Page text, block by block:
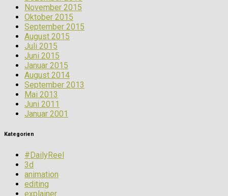
November 2015
Oktober 2015
September 2015
August 2015
Juli 2015
Juni 2015
Januar 2015
August 2014
September 2013
Mai 2013
Juni 2011
Januar 2001
Kategorien
#DailyReel
3d
animation
editing
explainer